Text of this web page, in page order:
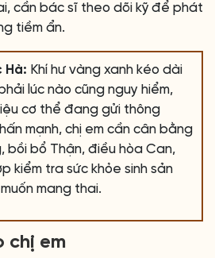
cần bác sĩ theo dõi kỹ để phát
tiềm ẩn.
Hà: Khí hư vàng xanh kéo dài
lúc nào cũng nguy hiểm,
cơ thể đang gửi thông
mạnh, chị em cần cân bằng
bồi bổ Thận, điều hòa Can,
kiểm tra sức khỏe sinh sản
mang thai.
chị em